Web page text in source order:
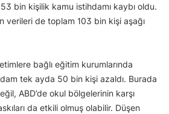
bin kişilik kamu istihdamı kaybı oldu.
verileri de toplam 103 bin kişi aşağı
bağlı eğitim kurumlarında
tek ayda 50 bin kişi azaldı. Burada
ABD’de okul bölgelerinin karşı
da etkili olmuş olabilir. Düşen